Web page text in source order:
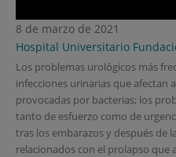
8 de marzo de 2021
Hospital Universitario
Los problemas urológicos más
infecciones urinarias que afectan
provocadas por bacterias; los
tanto de esfuerzo como de
tras los embarazos y después de
relacionados con el prolapso que